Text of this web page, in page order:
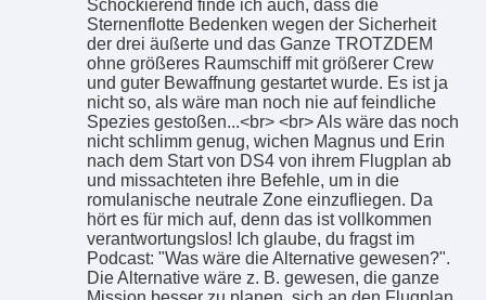
Schockierend finde ich auch, dass die
Sternenflotte Bedenken wegen der Sicherheit
der drei äußerte und das Ganze TROTZDEM
ohne größeres Raumschiff mit größerer Crew
und guter Bewaffnung gestartet wurde. Es ist ja
nicht so, als wäre man noch nie auf feindliche
Spezies gestoßen...<br> <br> Als wäre das noch
nicht schlimm genug, wichen Magnus und Erin
nach dem Start von DS4 von ihrem Flugplan ab
und missachteten ihre Befehle, um in die
romulanische neutrale Zone einzufliegen. Da
hört es für mich auf, denn das ist vollkommen
verantwortungslos! Ich glaube, du fragst im
Podcast: "Was wäre die Alternative gewesen?".
Die Alternative wäre z. B. gewesen, die ganze